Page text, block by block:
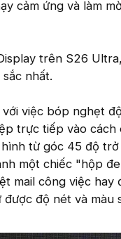
cảm ứng và làm
trên S26
nhất.
với việc bóp nghẹt
trực tiếp vào
từ góc 45 độ
một chiếc "hộp
mail công việc hay
độ nét và màu